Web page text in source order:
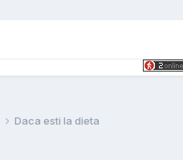
Daca esti la dieta